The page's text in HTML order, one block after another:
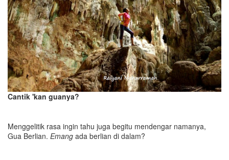
Cantik 'kan guanya?
Menggelitik rasa ingin tahu juga begitu mendengar namanya,
Gua Berlian. Emang ada berlian di dalam?